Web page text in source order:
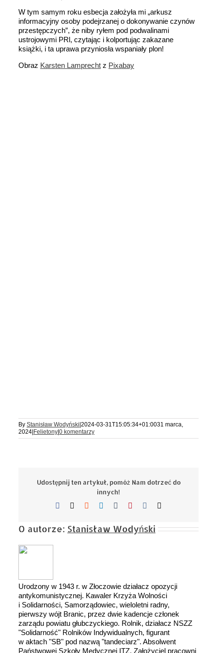
W tym samym roku esbecja założyła mi „arkusz
informacyjny osoby podejrzanej o dokonywanie czynów
przestępczych”, że niby ryłem pod podwalinami
ustrojowymi PRl, czytając i kolportując zakazane
książki, i ta uprawa przyniosła wspaniały plon!
Obraz Karsten Lamprecht z Pixabay
By Stanisław Wodyński|2024-03-31T15:05:34+01:0031 marca,
2024|Felietony|0 komentarzy
Udostępnij ten artykuł, pomóż Nam dotrzeć do
innych!
Facebook Reddit LinkedIn
TumblrPinterest
O autorze: Stanisław Wodyński
Urodzony w 1943 r. w Złoczowie działacz opozycji
antykomunistycznej. Kawaler Krzyża Wolności
i Solidarności, Samorządowiec, wieloletni radny,
pierwszy wójt Branic, przez dwie kadencje członek
zarządu powiatu głubczyckiego. Rolnik, działacz NSZZ
"Solidarność" Rolników Indywidualnych, figurant
w aktach "SB" pod nazwą "tandeciarz". Absolwent
Państwowej Szkoły Medycznej ITZ. Założyciel pracowni